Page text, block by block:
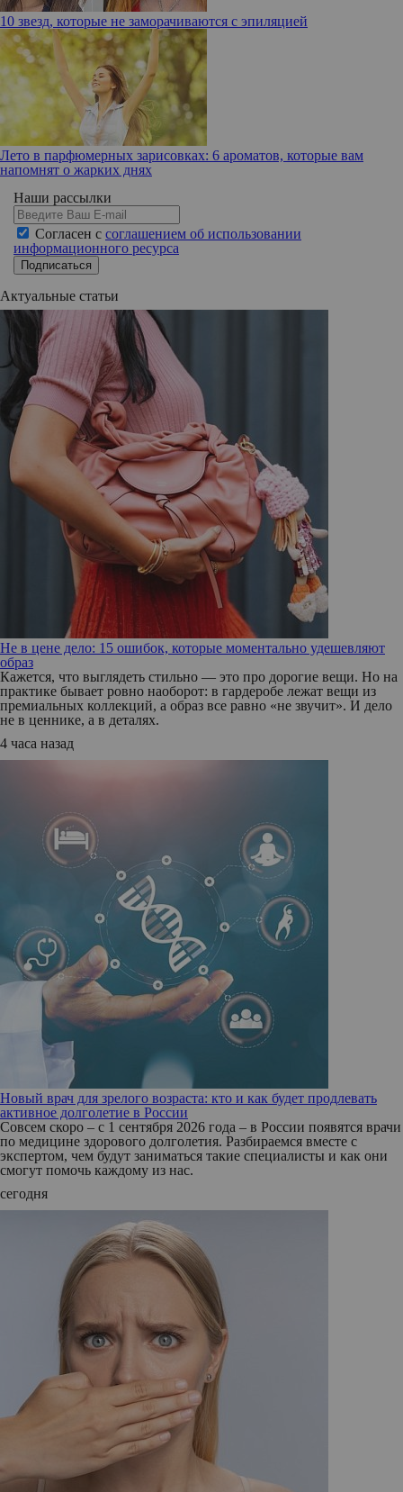
10 звезд, которые не заморачиваются с эпиляцией
Лето в парфюмерных зарисовках: 6 ароматов, которые вам
напомнят о жарких днях
Наши рассылки
Согласен с соглашением об использовании
информационного ресурса
Подписаться
Актуальные статьи
Не в цене дело: 15 ошибок, которые моментально удешевляют
образ
Кажется, что выглядеть стильно — это про дорогие вещи. Но на
практике бывает ровно наоборот: в гардеробе лежат вещи из
премиальных коллекций, а образ все равно «не звучит». И дело
не в ценнике, а в деталях.
4 часа назад
Новый врач для зрелого возраста: кто и как будет продлевать
активное долголетие в России
Совсем скоро – с 1 сентября 2026 года – в России появятся врачи
по медицине здорового долголетия. Разбираемся вместе с
экспертом, чем будут заниматься такие специалисты и как они
смогут помочь каждому из нас.
сегодня